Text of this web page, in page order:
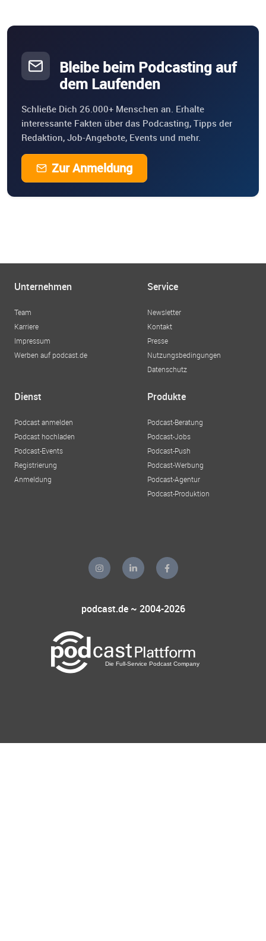
Bleibe beim Podcasting auf
dem Laufenden
Schließe Dich 26.000+ Menschen an. Erhalte
interessante Fakten über das Podcasting, Tipps der
Redaktion, Job-Angebote, Events und mehr.
Zur Anmeldung
Unternehmen
Team
Karriere
Impressum
Werben auf podcast.de
Service
Newsletter
Kontakt
Presse
Nutzungsbedingungen
Datenschutz
Dienst
Podcast anmelden
Podcast hochladen
Podcast-Events
Registrierung
Anmeldung
Produkte
Podcast-Beratung
Podcast-Jobs
Podcast-Push
Podcast-Werbung
Podcast-Agentur
Podcast-Produktion
podcast.de ~ 2004-2026